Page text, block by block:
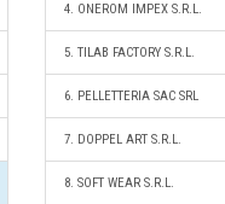
4. ONEROM IMPEX S.R.L.
5. TILAB FACTORY S.R.L.
6. PELLETTERIA SAC SRL
7. DOPPEL ART S.R.L.
8. SOFT WEAR S.R.L.